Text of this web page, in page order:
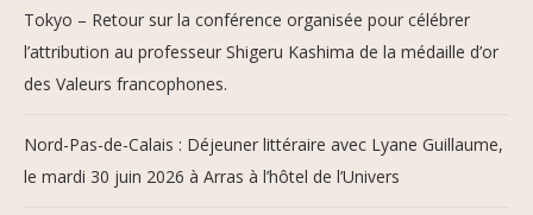
Tokyo – Retour sur la conférence organisée pour célébrer
l’attribution au professeur Shigeru Kashima de la médaille d’or
des Valeurs francophones.
Nord-Pas-de-Calais : Déjeuner littéraire avec Lyane Guillaume,
le mardi 30 juin 2026 à Arras à l’hôtel de l’Univers